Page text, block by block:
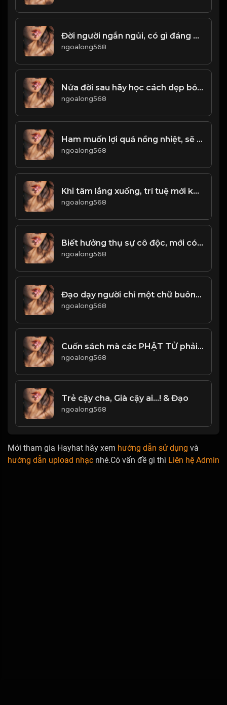
Đời người ngắn ngủi, có gì đáng để tranh đâu! & Đạo
ngoalong568
Nửa đời sau hãy học cách dẹp bỏ dục vọng! & Đạo
ngoalong568
Ham muốn lợi quá nồng nhiệt, sẽ rơi vào chỗ chết! Đạo
ngoalong568
Khi tâm lắng xuống, trí tuệ mới khởi sinh! & Đạo
ngoalong568
Biết hưởng thụ sự cô độc, mới có thể hiểu được nhân sinh! & Đạo
ngoalong568
Đạo dạy người chỉ một chữ buông! & Đạo
ngoalong568
Cuốn sách mà các PHẬT TỬ phải đọc lại nhiều lần trong đời! Đạo
ngoalong568
Trẻ cậy cha, Già cậy ai...! & Đạo
ngoalong568
Mới tham gia Hayhat hãy xem hướng dẫn sử dụng và
hướng dẫn upload nhạc nhé.Có vấn đề gì thì Liên hệ Admin